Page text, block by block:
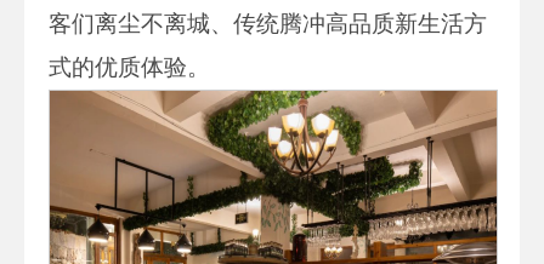
客们离尘不离城、传统腾冲高品质新生活方
式的优质体验。